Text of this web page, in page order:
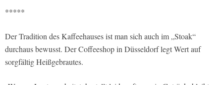
*****
Der Tradition des Kaffeehauses ist man sich auch im „Stoak“
durchaus bewusst. Der Coffeeshop in Düsseldorf legt Wert auf
sorgfältig Heißgebrautes.